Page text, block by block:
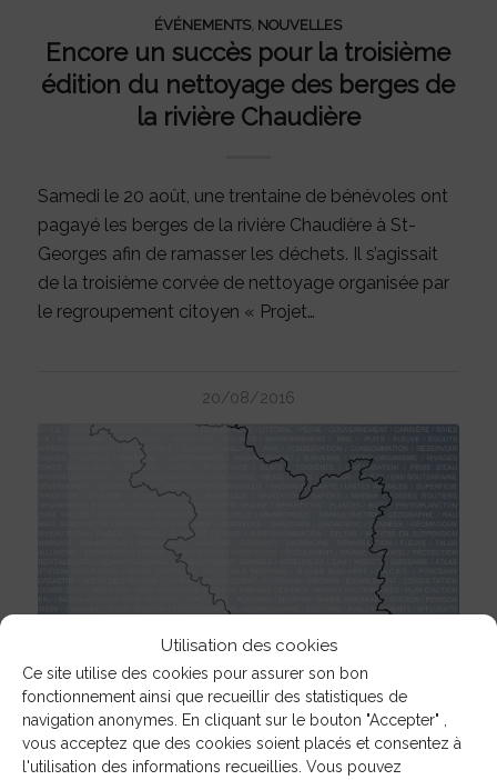
Utilisation des cookies
Ce site utilise des cookies pour assurer son bon
fonctionnement ainsi que recueillir des statistiques de
navigation anonymes. En cliquant sur le bouton "Accepter" ,
vous acceptez que des cookies soient placés et consentez à
l'utilisation des informations recueillies. Vous pouvez
ÉVÉNEMENTS, NOUVELLES
Encore un succès pour la troisième
édition du nettoyage des berges de
la rivière Chaudière
Samedi le 20 août, une trentaine de bénévoles ont
pagayé les berges de la rivière Chaudière à St-
Georges afin de ramasser les déchets. Il s’agissait
de la troisième corvée de nettoyage organisée par
le regroupement citoyen « Projet…
20/08/2016